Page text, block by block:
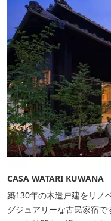
CASA WATARI KUWANA
築130年の木造戸建をリノ
グジュアリーな古民家宿